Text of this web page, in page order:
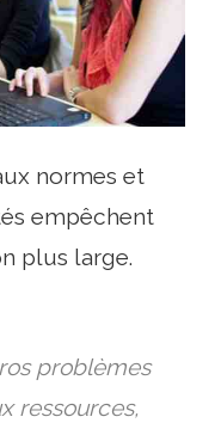
normes et
empêchent
plus large.
problèmes
ressources,